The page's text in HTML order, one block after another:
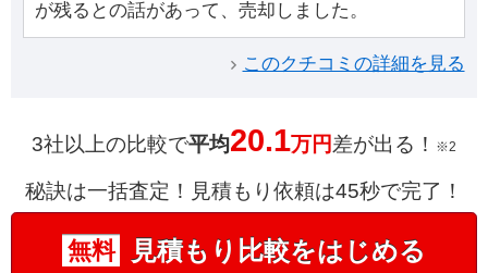
が残るとの話があって、売却しました。
このクチコミの詳細を見る
3社以上の比較で平均20.1万円差が出る！ ※2
秘訣は一括査定！見積もり依頼は45秒で完了！
無料 見積もり比較をはじめる